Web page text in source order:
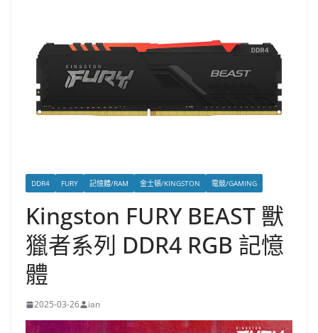
DDR4 FURY 記憶體/RAM 金士頓/KINGSTON 電競/GAMING
Kingston FURY BEAST 獸
獵者系列 DDR4 RGB 記憶
體
2025-03-26 ian